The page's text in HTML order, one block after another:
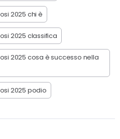
2025 chi è
2025 classifica
2025 cosa è successo nella
2025 podio